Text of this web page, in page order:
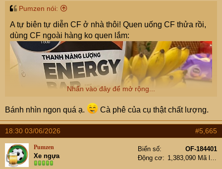
Pumzen nói:
A tự biên tự diễn CF ở nhà thôi! Quen uống CF thửa rồi,
dùng CF ngoài hàng ko quen lắm:
Nhấn vào đây để mở rộng...
Bánh nhìn ngon quá ạ. Cà phê của cụ thật chất lượng.
18:30 03/06/2026 #5,665
Pumzen
Xe ngựa
Biển số
OF-184401
Động cơ
1,383,090 Mã lực